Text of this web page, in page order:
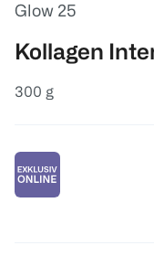
Glow 25
Kollagen
300 g